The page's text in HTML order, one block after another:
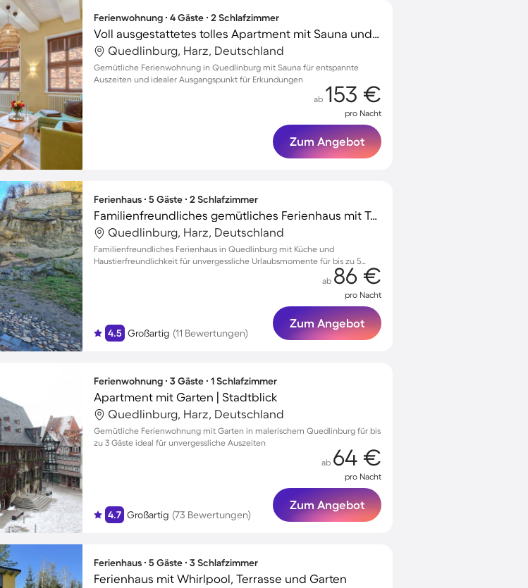
Ferienwohnung ∙ 4 Gäste ∙ 2 Schlafzimmer
Voll ausgestattetes tolles Apartment mit Sauna und Terrasse | Naturblick
Quedlinburg, Harz, Deutschland
Gemütliche Ferienwohnung in Quedlinburg mit Sauna für entspannte
Auszeiten und idealer Ausgangspunkt für Erkundungen
ab 153 €
pro Nacht
Zum Angebot
Ferienhaus ∙ 5 Gäste ∙ 2 Schlafzimmer
Familienfreundliches gemütliches Ferienhaus mit Terrasse und Grill | Hunde erlaubt
Quedlinburg, Harz, Deutschland
Familienfreundliches Ferienhaus in Quedlinburg mit Küche und
Haustierfreundlichkeit für unvergessliche Urlaubsmomente für bis zu 5
4.5 Großartig (11 Bewertungen)
ab 86 €
pro Nacht
Zum Angebot
Ferienwohnung ∙ 3 Gäste ∙ 1 Schlafzimmer
Apartment mit Garten | Stadtblick
Quedlinburg, Harz, Deutschland
Gemütliche Ferienwohnung mit Garten in malerischem Quedlinburg für bis
zu 3 Gäste ideal für unvergessliche Auszeiten
4.7 Großartig (73 Bewertungen)
ab 64 €
pro Nacht
Zum Angebot
Ferienhaus ∙ 5 Gäste ∙ 3 Schlafzimmer
Ferienhaus mit Whirlpool, Terrasse und Garten